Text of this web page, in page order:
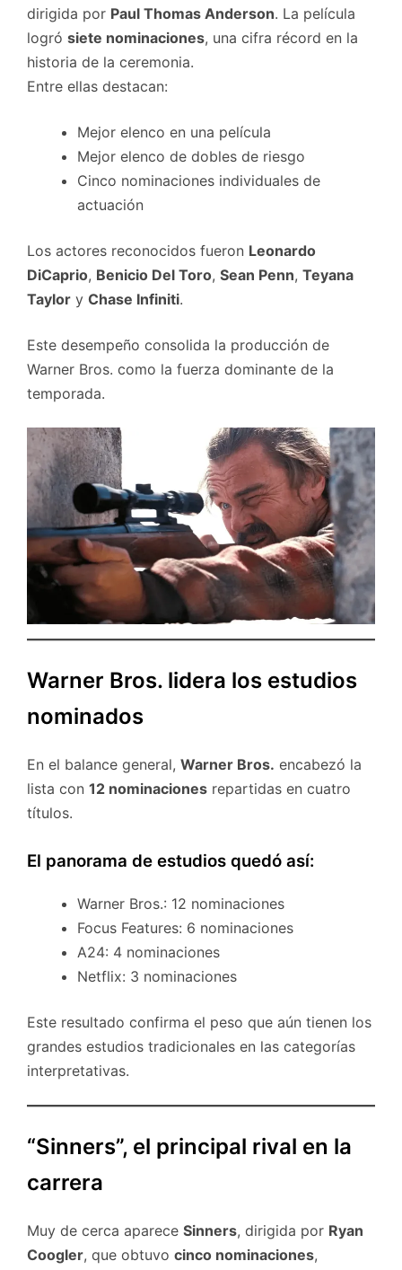
dirigida por Paul Thomas Anderson. La película
logró siete nominaciones, una cifra récord en la
historia de la ceremonia.
Entre ellas destacan:
Mejor elenco en una película
Mejor elenco de dobles de riesgo
Cinco nominaciones individuales de
actuación
Los actores reconocidos fueron Leonardo
DiCaprio, Benicio Del Toro, Sean Penn, Teyana
Taylor y Chase Infiniti.
Este desempeño consolida la producción de
Warner Bros. como la fuerza dominante de la
temporada.
Warner Bros. lidera los estudios
nominados
En el balance general, Warner Bros. encabezó la
lista con 12 nominaciones repartidas en cuatro
títulos.
El panorama de estudios quedó así:
Warner Bros.: 12 nominaciones
Focus Features: 6 nominaciones
A24: 4 nominaciones
Netflix: 3 nominaciones
Este resultado confirma el peso que aún tienen los
grandes estudios tradicionales en las categorías
interpretativas.
“Sinners”, el principal rival en la
carrera
Muy de cerca aparece Sinners, dirigida por Ryan
Coogler, que obtuvo cinco nominaciones,